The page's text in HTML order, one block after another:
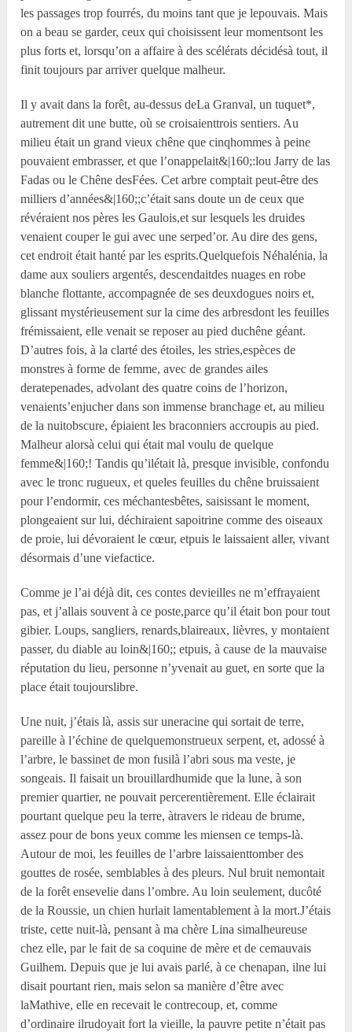
les passages trop fourrés, du moins tant que je lepouvais. Mais
on a beau se garder, ceux qui choisissent leur momentsont les
plus forts et, lorsqu’on a affaire à des scélérats décidésà tout, il
finit toujours par arriver quelque malheur.
Il y avait dans la forêt, au-dessus deLa Granval, un tuquet*,
autrement dit une butte, où se croisaienttrois sentiers. Au
milieu était un grand vieux chêne que cinqhommes à peine
pouvaient embrasser, et que l’onappelait&|160;:lou Jarry de las
Fadas ou le Chêne desFées. Cet arbre comptait peut-être des
milliers d’années&|160;;c’était sans doute un de ceux que
révéraient nos pères les Gaulois,et sur lesquels les druides
venaient couper le gui avec une serped’or. Au dire des gens,
cet endroit était hanté par les esprits.Quelquefois Néhalénia, la
dame aux souliers argentés, descendaitdes nuages en robe
blanche flottante, accompagnée de ses deuxdogues noirs et,
glissant mystérieusement sur la cime des arbresdont les feuilles
frémissaient, elle venait se reposer au pied duchêne géant.
D’autres fois, à la clarté des étoiles, les stries,espèces de
monstres à forme de femme, avec de grandes ailes
deratepenades, advolant des quatre coins de l’horizon,
venaients’enjucher dans son immense branchage et, au milieu
de la nuitobscure, épiaient les braconniers accroupis au pied.
Malheur alorsà celui qui était mal voulu de quelque
femme&|160;! Tandis qu’ilétait là, presque invisible, confondu
avec le tronc rugueux, et queles feuilles du chêne bruissaient
pour l’endormir, ces méchantesbêtes, saisissant le moment,
plongeaient sur lui, déchiraient sapoitrine comme des oiseaux
de proie, lui dévoraient le cœur, etpuis le laissaient aller, vivant
désormais d’une viefactice.
Comme je l’ai déjà dit, ces contes devieilles ne m’effrayaient
pas, et j’allais souvent à ce poste,parce qu’il était bon pour tout
gibier. Loups, sangliers, renards,blaireaux, lièvres, y montaient
passer, du diable au loin&|160;; etpuis, à cause de la mauvaise
réputation du lieu, personne n’yvenait au guet, en sorte que la
place était toujourslibre.
Une nuit, j’étais là, assis sur uneracine qui sortait de terre,
pareille à l’échine de quelquemonstrueux serpent, et, adossé à
l’arbre, le bassinet de mon fusilà l’abri sous ma veste, je
songeais. Il faisait un brouillardhumide que la lune, à son
premier quartier, ne pouvait percerentièrement. Elle éclairait
pourtant quelque peu la terre, àtravers le rideau de brume,
assez pour de bons yeux comme les miensen ce temps-là.
Autour de moi, les feuilles de l’arbre laissaienttomber des
gouttes de rosée, semblables à des pleurs. Nul bruit nemontait
de la forêt ensevelie dans l’ombre. Au loin seulement, ducôté
de la Roussie, un chien hurlait lamentablement à la mort.J’étais
triste, cette nuit-là, pensant à ma chère Lina simalheureuse
chez elle, par le fait de sa coquine de mère et de cemauvais
Guilhem. Depuis que je lui avais parlé, à ce chenapan, ilne lui
disait pourtant rien, mais selon sa manière d’être avec
laMathive, elle en recevait le contrecoup, et, comme
d’ordinaire ilrudoyait fort la vieille, la pauvre petite n’était pas